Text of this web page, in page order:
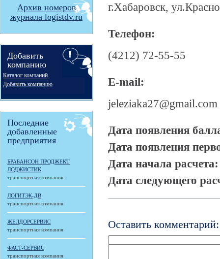
Архив номеров
журнала logistdv.ru
Добавить
компанию
Каталог компаний
Добавить компанию
Последние
добавленные
предприятия
БРАБАНСОН ПРОДЖЕКТ
ЛОДЖИСТИК
транспортная компания
ЛОГИТЭК-ДВ
транспортная компания
ЖЕЛДОРСЕРВИС
транспортная компания
ФАСТ-СЕРВИС
транспортная компания
г.Хабаровск,
Телефон:
(4212) 72-55-55
E-mail:
jeleziaka27@gmail.com
Дата появления
Дата появления
Дата начала
Дата следующего
Оставить комментарий: